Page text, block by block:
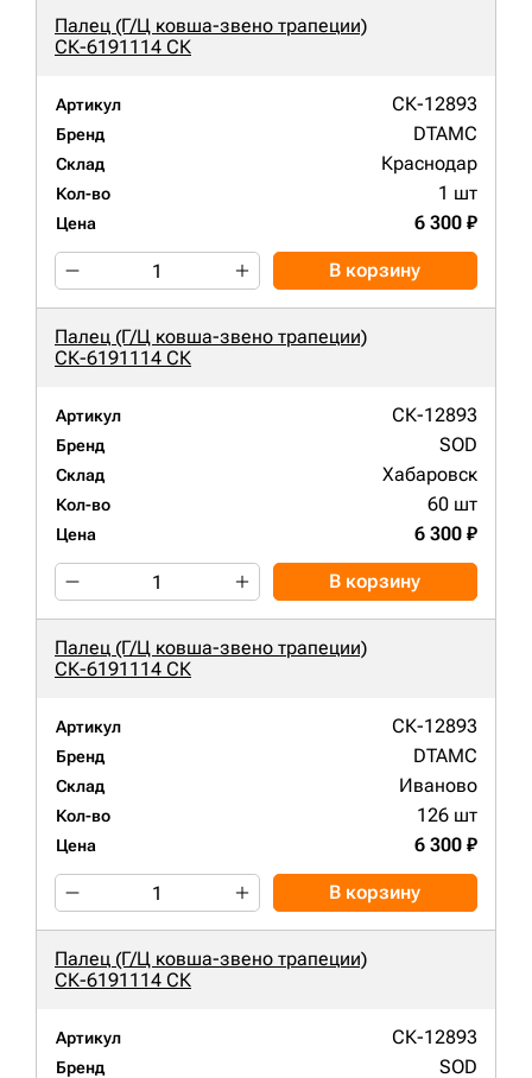
Палец (Г/Ц ковша-звено трапеции)
СК-6191114 СК
Артикул СК-12893
Бренд DTAMC
Склад Краснодар
Кол-во 1 шт
Цена 6 300 ₽
В корзину
Палец (Г/Ц ковша-звено трапеции)
СК-6191114 СК
Артикул СК-12893
Бренд SOD
Склад Хабаровск
Кол-во 60 шт
Цена 6 300 ₽
В корзину
Палец (Г/Ц ковша-звено трапеции)
СК-6191114 СК
Артикул СК-12893
Бренд DTAMC
Склад Иваново
Кол-во 126 шт
Цена 6 300 ₽
В корзину
Палец (Г/Ц ковша-звено трапеции)
СК-6191114 СК
Артикул СК-12893
Бренд SOD